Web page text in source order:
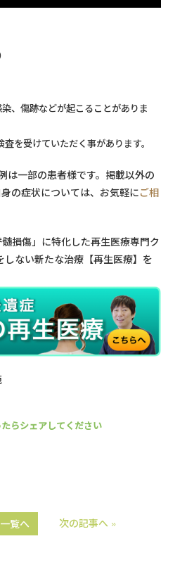
、傷跡などが起こることがありま
を受けていただく事があります。
は一部の患者様です。掲載以外の
の症状については、お気軽にご相
損傷」に特化した再生医療専門ク
しない新たな治療【再生医療】を
一覧へ 次の記事へ »